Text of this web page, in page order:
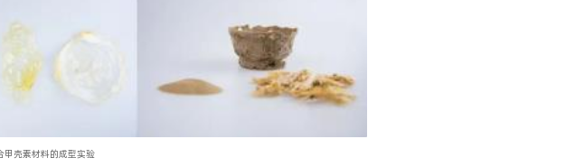
甲壳素材料的成型实验